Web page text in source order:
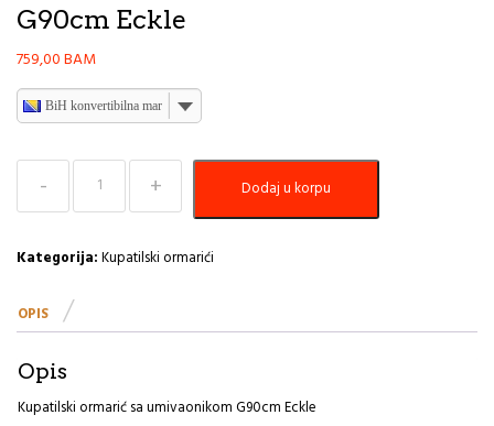
G90cm Eckle
759,00BAM
BiH konvertibilna marka
Kupatilski
ormarić
sa
G90cm
Eckle
količina
Dodaj u korpu
Kategorija:Kupatilski ormarići
OPIS
Opis
Kupatilski ormarić sa umivaonikom G90cm Eckle